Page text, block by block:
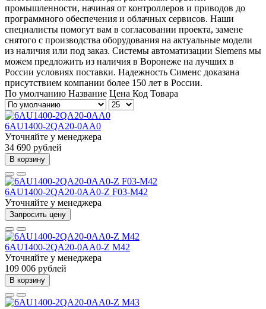
промышленности, начиная от контроллеров и приводов до
программного обеспечения и облачных сервисов. Наши
специалисты помогут вам в согласовании проекта, замене
снятого с производства оборудования на актуальные модели
из наличия или под заказ. Системы автоматизации Siemens мы
можем предложить из наличия в Воронеже на лучших в
России условиях поставки. Надежность Сименс доказана
присутствием компании более 150 лет в России.
По умолчанию Название Цена Код Товара
6AU1400-2QA20-0AA0
Уточняйте у менеджера
34 690 рублей
В корзину
6AU1400-2QA20-0AA0-Z F03-M42
Уточняйте у менеджера
Запросить цену
6AU1400-2QA20-0AA0-Z M42
Уточняйте у менеджера
109 006 рублей
В корзину